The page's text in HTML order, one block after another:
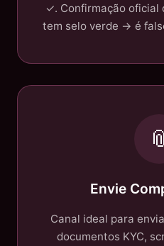
✓. Confirmação oficial
tem selo verde → é
📎
Envie
Canal ideal para
documentos KYC,